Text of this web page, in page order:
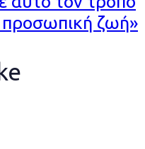
προσωπική ζωή»